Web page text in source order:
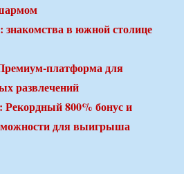
знакомства в южной столице
платформа для
развлечений
Рекордный 800% бонус и
для выигрыша